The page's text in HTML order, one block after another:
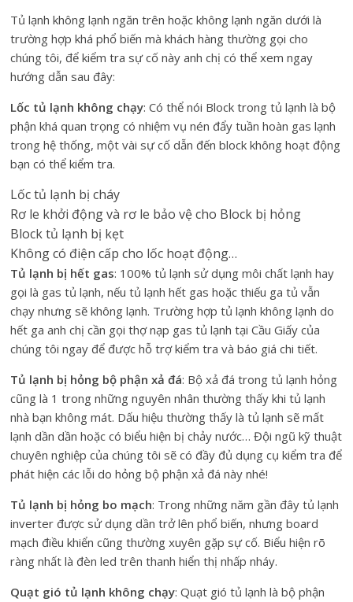
Tủ lạnh không lạnh ngăn trên hoặc không lạnh ngăn dưới là
trường hợp khá phổ biến mà khách hàng thường gọi cho
chúng tôi, để kiểm tra sự cố này anh chị có thể xem ngay
hướng dẫn sau đây:
Lốc tủ lạnh không chạy: Có thể nói Block trong tủ lạnh là bộ
phận khá quan trọng có nhiệm vụ nén đẩy tuần hoàn gas lạnh
trong hệ thống, một vài sự cố dẫn đến block không hoạt động
bạn có thể kiểm tra.
Lốc tủ lạnh bị cháy
Rơ le khởi động và rơ le bảo vệ cho Block bị hỏng
Block tủ lạnh bị kẹt
Không có điện cấp cho lốc hoạt động…
Tủ lạnh bị hết gas: 100% tủ lạnh sử dụng môi chất lạnh hay
gọi là gas tủ lạnh, nếu tủ lạnh hết gas hoặc thiếu ga tủ vẫn
chạy nhưng sẽ không lạnh. Trường hợp tủ lạnh không lạnh do
hết ga anh chị cần gọi thợ nạp gas tủ lạnh tại Cầu Giấy của
chúng tôi ngay để được hỗ trợ kiểm tra và báo giá chi tiết.
Tủ lạnh bị hỏng bộ phận xả đá: Bộ xả đá trong tủ lạnh hỏng
cũng là 1 trong những nguyên nhân thường thấy khi tủ lạnh
nhà bạn không mát. Dấu hiệu thường thấy là tủ lạnh sẽ mất
lạnh dần dần hoặc có biểu hiện bị chảy nước… Đội ngũ kỹ thuật
chuyên nghiệp của chúng tôi sẽ có đầy đủ dụng cụ kiểm tra để
phát hiện các lỗi do hỏng bộ phận xả đá này nhé!
Tủ lạnh bị hỏng bo mạch: Trong những năm gần đây tủ lạnh
inverter được sử dụng dần trở lên phổ biến, nhưng board
mạch điều khiển cũng thường xuyên gặp sự cố. Biểu hiện rõ
ràng nhất là đèn led trên thanh hiển thị nhấp nháy.
Quạt gió tủ lạnh không chạy: Quạt gió tủ lạnh là bộ phận